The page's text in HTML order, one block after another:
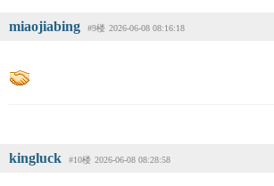
miaojiabing #9楼 2026-06-08 08:16:18
kingluck #10楼 2026-06-08 08:28:58